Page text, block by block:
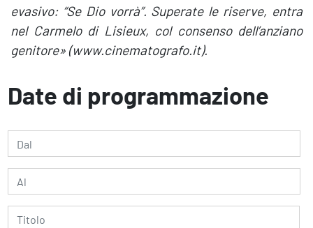
evasivo: “Se Dio vorrà”. Superate le riserve, entra
nel Carmelo di Lisieux, col consenso dell’anziano
genitore» (www.cinematografo.it).
Date di programmazione